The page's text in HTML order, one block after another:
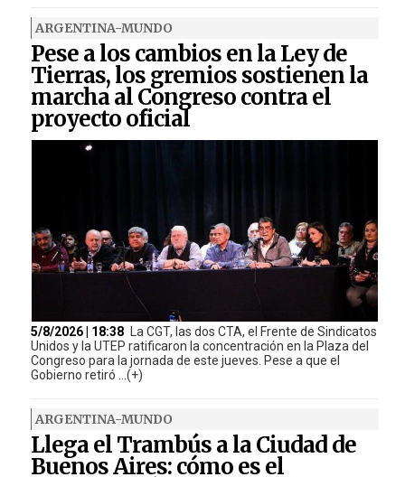
ARGENTINA-MUNDO
Pese a los cambios en la Ley de
Tierras, los gremios sostienen la
marcha al Congreso contra el
proyecto oficial
5/8/2026 | 18:38
La CGT, las dos CTA, el Frente de Sindicatos
Unidos y la UTEP ratificaron la concentración en la Plaza del
Congreso para la jornada de este jueves. Pese a que el
Gobierno retiró ...(+)
ARGENTINA-MUNDO
Llega el Trambús a la Ciudad de
Buenos Aires: cómo es el